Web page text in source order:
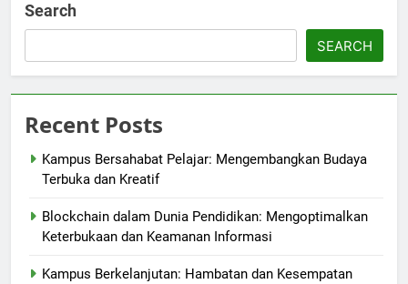
Search
SEARCH
Recent Posts
Kampus Bersahabat Pelajar: Mengembangkan Budaya
Terbuka dan Kreatif
Blockchain dalam Dunia Pendidikan: Mengoptimalkan
Keterbukaan dan Keamanan Informasi
Kampus Berkelanjutan: Hambatan dan Kesempatan